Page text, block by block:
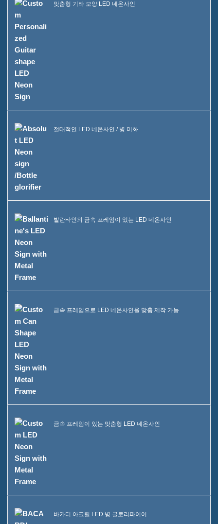
맞춤형 기타 모양 LED 네온사인
절대적인 LED 네온사인 / 병 미화
발란타인의 금속 프레임이 있는 LED 네온사인
금속 프레임으로 LED 네온사인을 맞춤 제작 가능
금속 프레임이 있는 맞춤형 LED 네온사인
바카디 아크릴 LED 병 글로리파이어